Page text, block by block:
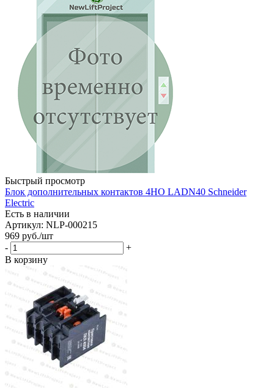
Быстрый просмотр
Блок дополнительных контактов 4НО LADN40 Schneider
Electric
Есть в наличии
Артикул: NLP-000215
969 руб./шт
-
+
В корзину